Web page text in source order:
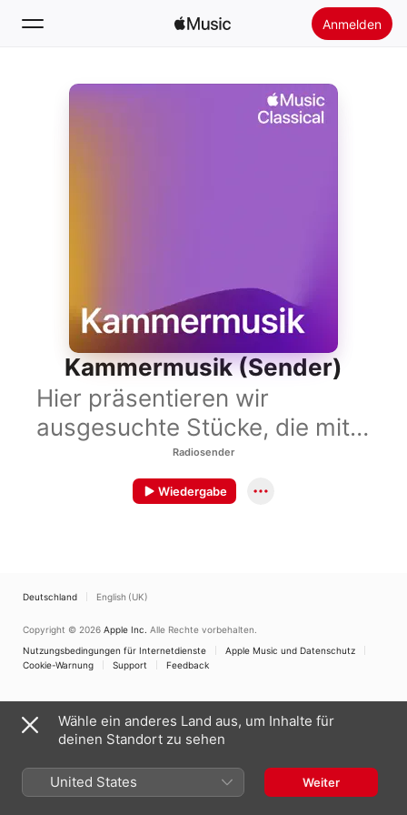
Anmelden
Suchen
Kammermusik (Sender)
Hier präsentieren wir
ausgesuchte Stücke, die mit
tief bewegender Musik
intimes Ambiente schaffen.
Radiosender
Wiedergabe
Deutschland English (UK)
Copyright © 2026 Apple Inc. Alle Rechte vorbehalten.
Nutzungsbedingungen für Internetdienste
Apple Music und Datenschutz
Cookie-Warnung
Support Feedback
Wähle ein anderes Land aus, um Inhalte für
deinen Standort zu sehen
United States Weiter